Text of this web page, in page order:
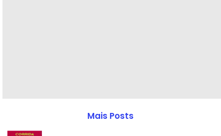
Mais Posts